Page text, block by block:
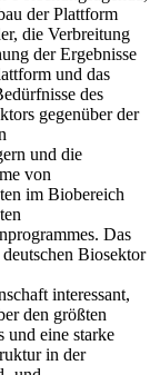
der Plattform
die Verbreitung
der Ergebnisse
und das
des
gegenüber der
und die
von
im Biobereich
Das
Biosektor
interessant,
den größten
und eine starke
in der